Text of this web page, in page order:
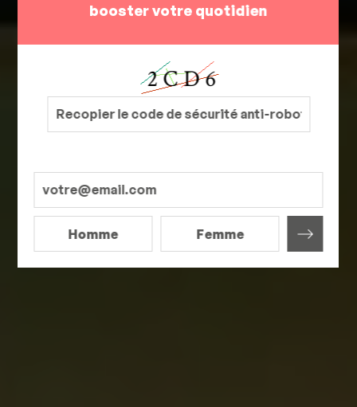
booster votre quotidien
Homme Femme